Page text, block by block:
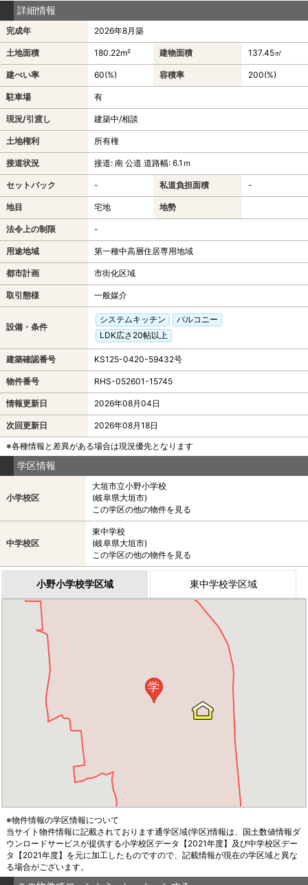
詳細情報
完成年 2026年8月築
土地面積 180.22m² 建物面積 137.45㎡
建ぺい率 60(%) 容積率 200(%)
駐車場 有
現況/引渡し 建築中/相談
土地権利 所有権
接道状況 接道: 南 公道 道路幅: 6.1ｍ
セットバック - 私道負担面積 -
地目 宅地 地勢
法令上の制限 -
用途地域 第一種中高層住居専用地域
都市計画 市街化区域
取引態様 一般媒介
設備・条件
システムキッチン
バルコニー
LDK広さ20帖以上
建築確認番号 KS125-0420-59432号
物件番号 RHS-052601-15745
情報更新日 2026年08月04日
次回更新日
2026年08月18日
※各種情報と差異がある場合は現況優先となります
学区情報
小学校区
大垣市立小野小学校
(岐阜県大垣市)
この学区の他の物件を見る
中学校区
東中学校
(岐阜県大垣市)
この学区の他の物件を見る
小野小学校学区域 東中学校学区域
学
※物件情報の学区情報について
当サイト物件情報に記載されております通学区域(学区)情報は、国土数値情報ダ
ウンロードサービスが提供する小学校区データ【2021年度】及び中学校区デー
タ【2021年度】を元に加工したものですので、記載情報が現在の学区域と異な
る場合がございます。